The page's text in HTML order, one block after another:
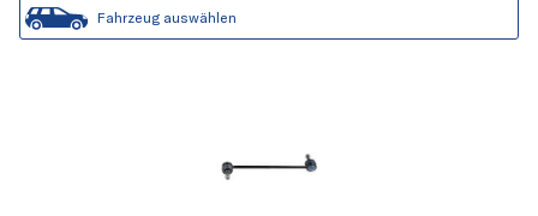
Fahrzeug auswählen